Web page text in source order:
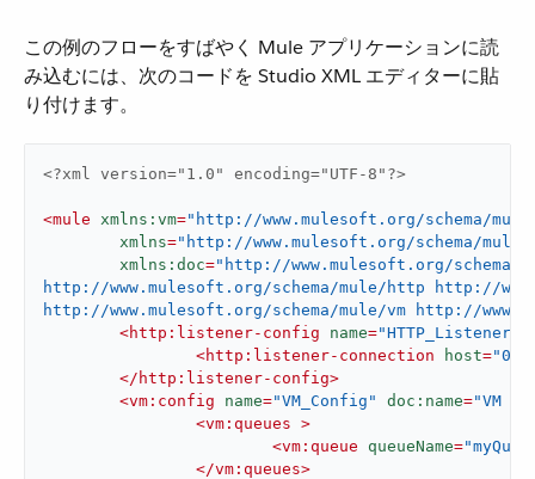
この例のフローをすばやく Mule アプリケーションに読
み込むには、次のコードを Studio XML エディターに貼
り付けます。
<?xml version="1.0" encoding="UTF-8"?>
<mule xmlns:vm="http://www.mulesoft.org/schema/
xmlns="http://www.mulesoft.org/schema/mule/
xmlns:doc="http://www.mulesoft.org/schema/
http://www.mulesoft.org/schema/mule/http http://
http://www.mulesoft.org/schema/mule/vm http://
<http:listener-config name=
<http:listener-connection host=
</ http:listener-config>
<vm:config name="VM_Config" doc:name="VM
<vm:queues >
<vm:queue queueName=
</vm:queues>